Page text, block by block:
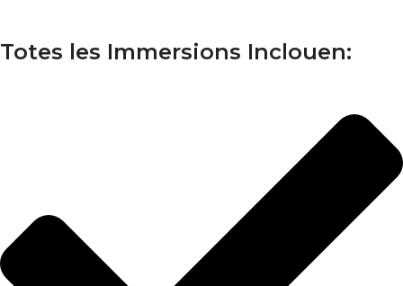
Totes les Immersions Inclouen: